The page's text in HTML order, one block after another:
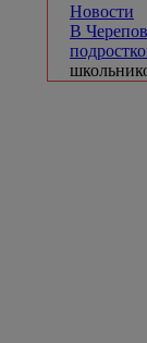
Новости
В